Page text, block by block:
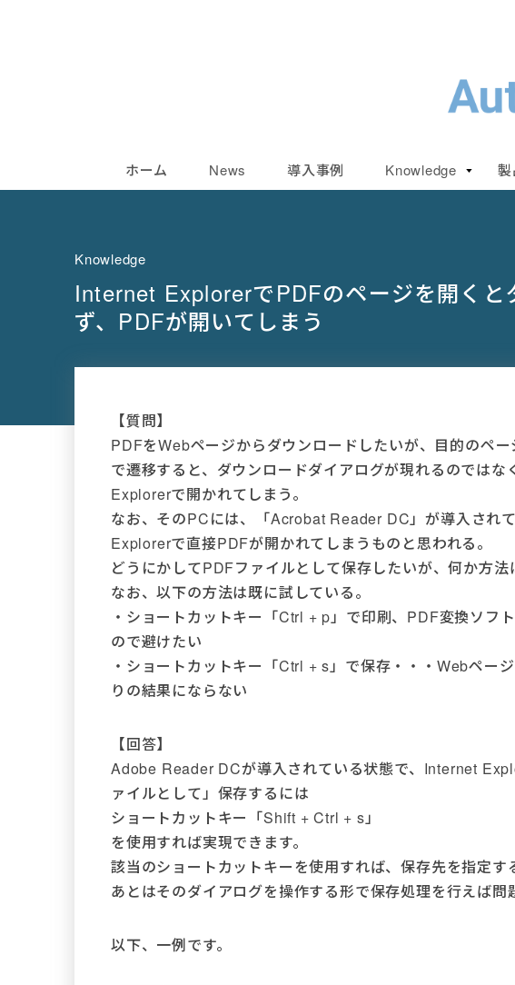
ホーム News 導入事例 Knowledge 製
Knowledge
Internet ExplorerでPDFのページを開くと
ず、PDFが開いてしまう
【質問】
PDFをWebページからダウンロードしたいが、目的のペ
で遷移すると、ダウンロードダイアログが現れるのでは
Explorerで開かれてしまう。
なお、そのPCには、「Acrobat Reader DC」が導入され
Explorerで直接PDFが開かれてしまうものと思われる。
どうにかしてPDFファイルとして保存したいが、何か方法
なお、以下の方法は既に試している。
・ショートカットキー「Ctrl + p」で印刷、PDF変換ソフ
ので避けたい
・ショートカットキー「Ctrl + s」で保存・・・Webペー
りの結果にならない
【回答】
Adobe Reader DCが導入されている状態で、Internet
ァイルとして」保存するには
ショートカットキー「Shift + Ctrl + s」
を使用すれば実現できます。
該当のショートカットキーを使用すれば、保存先を指定す
あとはそのダイアログを操作する形で保存処理を行えば問
以下、一例です。